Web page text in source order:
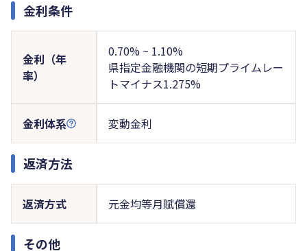
金利条件
金利（年
率）
0.70% ~ 1.10%
県指定金融機関の短期プライムレー
トマイナス1.275%
金利体系 変動金利
返済方法
返済方式 元金均等月賦償還
その他